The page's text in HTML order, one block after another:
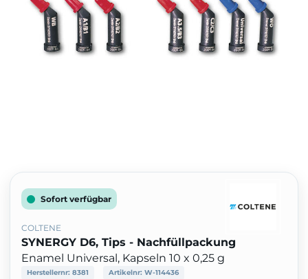
Sofort verfügbar
COLTENE
SYNERGY D6, Tips - Nachfüllpackung
Enamel Universal, Kapseln 10 x 0,25 g
Herstellernr: 8381 Artikelnr: W-114436